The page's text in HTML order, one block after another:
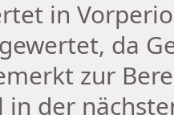
in
da
zur
in der